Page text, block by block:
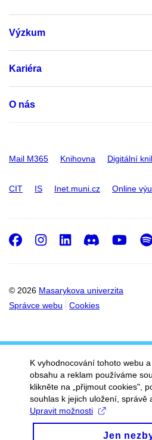
Výzkum
Kariéra
O nás
Mail M365 Knihovna Digitální
CIT IS Inet.muni.cz Online
© 2026 Masarykova univerzita
Správce webu
Cookies
Facebook
Instagram
LinkedIn
K vyhodnocování tohoto webu
obsahu a reklam používáme
klikněte na „přijmout cookies",
souhlas k jejich uložení, správě
Upravit možnosti
Jen